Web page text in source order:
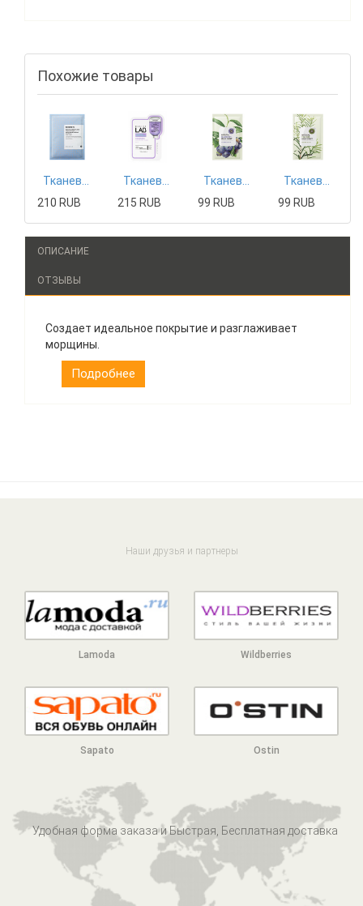
Похожие товары
210 RUB
215 RUB
99 RUB
99 RUB
ОПИСАНИЕ
ОТЗЫВЫ
Создает идеальное покрытие и разглаживает
морщины.
Подробнее
Наши друзья и партнеры
Lamoda Wildberries
Sapato Ostin
Удобная форма заказа и Быстрая, Бесплатная доставка